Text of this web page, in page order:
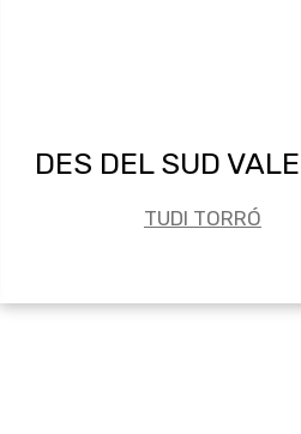
DES DEL SUD
TUDI TORRÓ